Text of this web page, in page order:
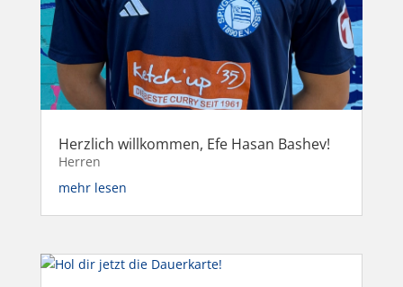
Herzlich willkommen, Efe Hasan Bashev!
Herren
mehr lesen